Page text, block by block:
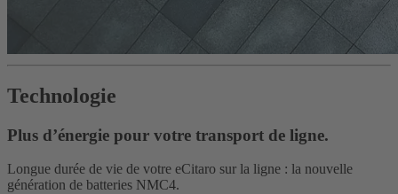
Technologie
Plus d’énergie pour votre transport de ligne.
Longue durée de vie de votre eCitaro sur la ligne : la nouvelle
génération de batteries NMC4.